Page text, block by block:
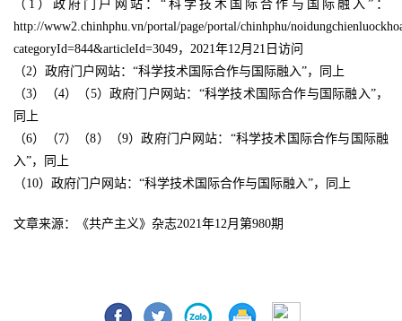
（1）政府门户网站：“科学技术国际合作与国际融入”：
http://www2.chinhphu.vn/portal/page/portal/chinhphu/
categoryId=844&articleId=3049，2021年12月21日访问
（2）政府门户网站：“科学技术国际合作与国际融入”，同上
（3）（4）（5）政府门户网站：“科学技术国际合作与国际融入”，
同上
（6）（7）（8）（9）政府门户网站：“科学技术国际合作与国际融
入”，同上
（10）政府门户网站：“科学技术国际合作与国际融入”，同上
文章来源：《共产主义》杂志2021年12月第980期